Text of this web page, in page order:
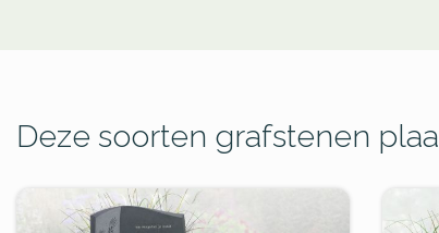
Deze soorten grafstenen